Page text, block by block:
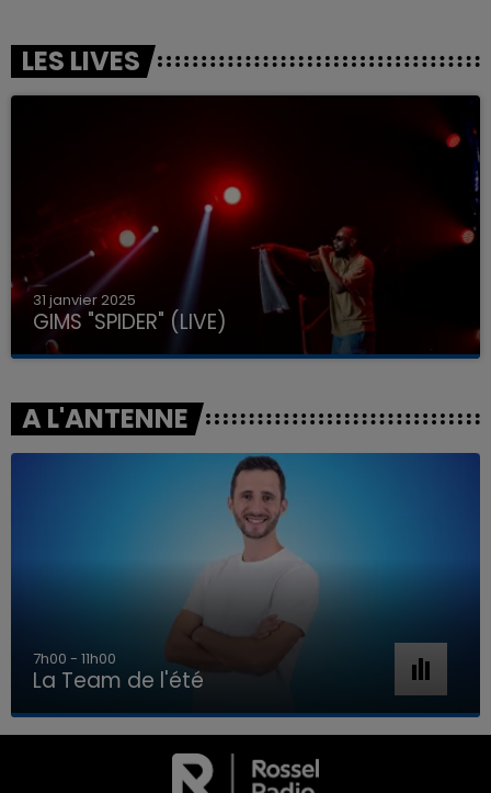
LA TEAM DE L'ÉTÉ
LES LIVES
31 janvier 2025
GIMS "SPIDER" (LIVE)
A L'ANTENNE
7h00 - 11h00
La Team de l'été